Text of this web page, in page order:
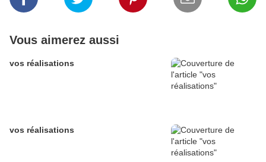
Vous aimerez aussi
vos réalisations
vos réalisations